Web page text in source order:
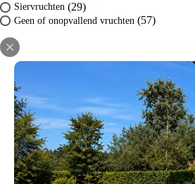
Siervruchten (29)
Geen of onopvallend vruchten (57)
Grondsoort
Lichte klei / Leem / Zavel
(Vruchtbaar)
Zandgrond (Droog &
Doorlatend)(472)
Kleigrond (Vast & Vochtig)(418)
Veengrond / Zure grond(205)